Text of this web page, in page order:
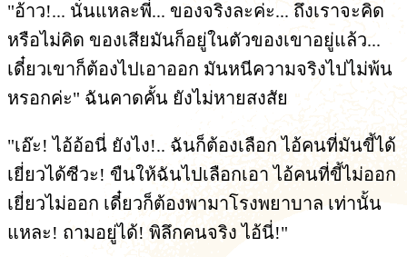
"อ้าว!... นั่นแหละพี่... ของจริงละค่ะ... ถึงเราจะคิด
หรือไม่คิด ของเสียมันก็อยู่ในตัวของเขาอยู่แล้ว...
เดี๋ยวเขาก็ต้องไปเอาออก มันหนีความจริงไปไม่พ้น
หรอกค่ะ" ฉันคาดคั้น ยังไม่หายสงสัย
"เอ๊ะ! ไอ้อ้อนี่ ยังไง!.. ฉันก็ต้องเลือก ไอ้คนที่มันขี้ได้
เยี่ยวได้ซีวะ! ขืนให้ฉันไปเลือกเอา ไอ้คนที่ขี้ไม่ออก
เยี่ยวไม่ออก เดี๋ยวก็ต้องพามาโรงพยาบาล เท่านั้น
แหละ! ถามอยู่ได้! พิลึกคนจริง ไอ้นี่!"